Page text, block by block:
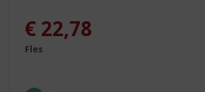
€ 22,78
Fles